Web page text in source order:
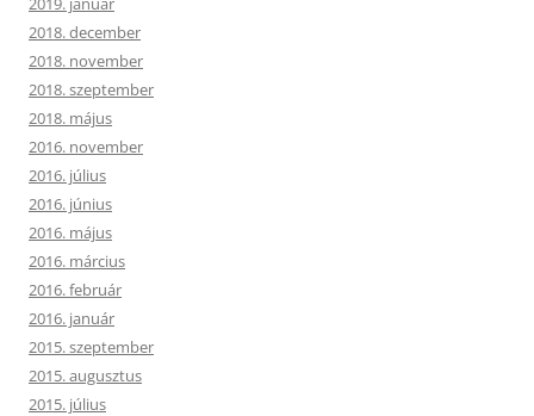
2018. december
2018. november
2018. szeptember
2018. május
2016. november
2016. július
2016. június
2016. május
2016. március
2016. február
2016. január
2015. szeptember
2015. augusztus
2015. július